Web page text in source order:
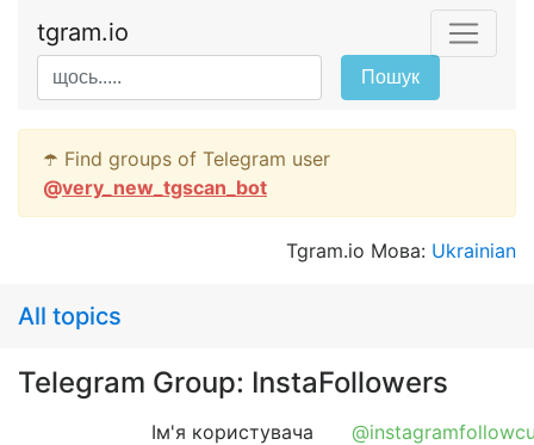
tgram.io
Пошук
☂️ Find groups of Telegram user
@very_new_tgscan_bot
Tgram.io Мова: Ukrainian
All topics
Telegram Group: InstaFollowers
Ім'я користувача